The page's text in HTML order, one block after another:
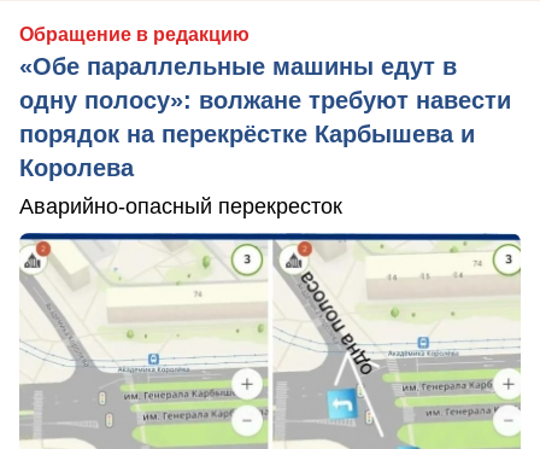
Обращение в редакцию
«Обе параллельные машины едут в
одну полосу»: волжане требуют навести
порядок на перекрёстке Карбышева и
Королева
Аварийно-опасный перекресток